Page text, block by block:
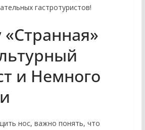
гастротуристов!
и Немного
нос, важно понять, что